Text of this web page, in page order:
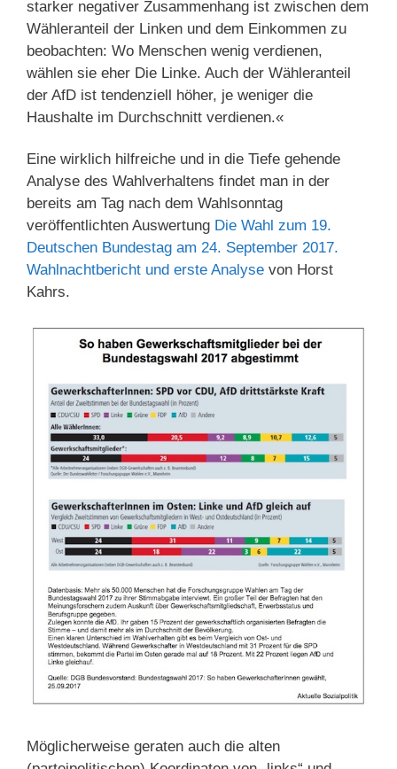
starker negativer Zusammenhang ist zwischen dem
Wähleranteil der Linken und dem Einkommen zu
beobachten: Wo Menschen wenig verdienen,
wählen sie eher Die Linke. Auch der Wähleranteil
der AfD ist tendenziell höher, je weniger die
Haushalte im Durchschnitt verdienen.«
Eine wirklich hilfreiche und in die Tiefe gehende
Analyse des Wahlverhaltens findet man in der
bereits am Tag nach dem Wahlsonntag
veröffentlichten Auswertung Die Wahl zum 19.
Deutschen Bundestag am 24. September 2017.
Wahlnachtbericht und erste Analyse von Horst
Kahrs.
Möglicherweise geraten auch die alten